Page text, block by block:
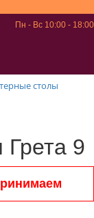
Пн - Вс 10:00 - 18:00
столы
9